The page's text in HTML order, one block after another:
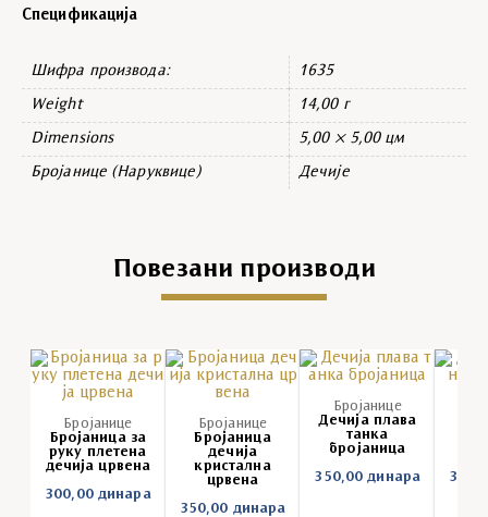
Спецификација
Шифра производа: 1635
Weight 14,00 г
Dimensions 5,00 × 5,00 цм
Бројанице (Наруквице) Дечије
Повезани производи
Бројанице
Бројаница за
руку плетена
дечија црвена
300,00 динара
Бројанице
Бројаница
дечија
кристална
црвена
350,00 динара
Бројанице
Дечија плава
танка
бројаница
350,00динара